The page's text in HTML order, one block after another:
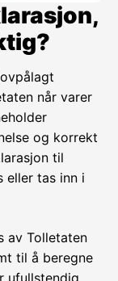
når varer
og korrekt
til
eller tas inn i
av Tolletaten
til å beregne
ufullstendig